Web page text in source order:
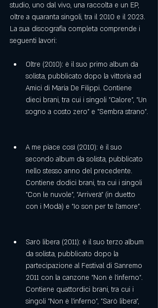
studio, uno dal vivo, una raccolta e un EP,
oltre a quaranta singoli, tra il 2010 e il 2023.
La sua discografia completa comprende i
seguenti lavori:
Oltre (2010): è il suo primo album da
solista, pubblicato dopo la vittoria ad
Amici di Maria De Filippi. Contiene
dieci brani, tra cui i singoli "Calore", "Un
sogno a costo zero" e "Sembra strano".
A me piace così (2010): è il suo
secondo album da solista, pubblicato
nello stesso anno del precedente.
Contiene dodici brani, tra cui i singoli
"Con le nuvole", "Arriverà" (in duetto
con i Modà) e "Io son per te l'amore".
Sarò libera (2011): è il suo terzo album
da solista, pubblicato dopo la
partecipazione al Festival di Sanremo
2011 con la canzone "Non è l'inferno".
Contiene quattordici brani, tra cui i
singoli "Non è l'inferno", "Sarò libera",